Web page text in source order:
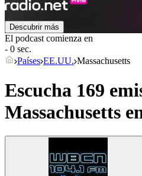
Descubrir más
El podcast comienza en
- 0 sec.
Países EE.UU. Massachusetts
Escucha 169
Massachusetts